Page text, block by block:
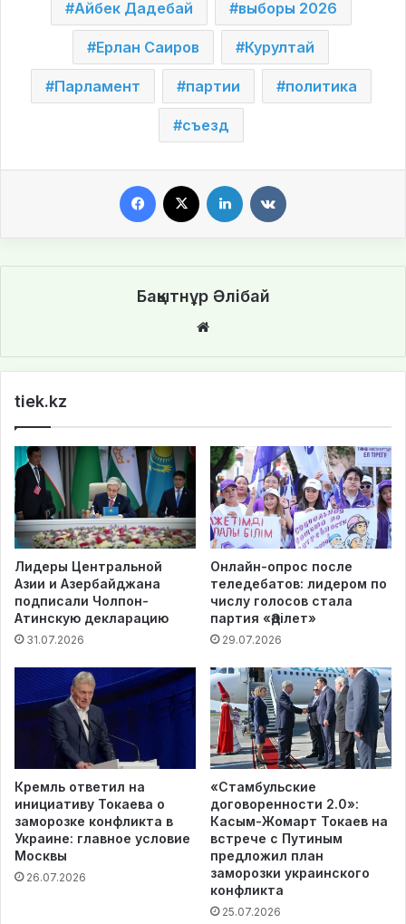
Айбек Дадебай выборы 2026
Ерлан Саиров Курултай
Парламент партии политика
съезд
Бақытнұр Әлібай
te
tiek.kz
Лидеры Центральной
Азии и Азербайджана
подписали Чолпон-
Атинскую декларацию
31.07.2026
Онлайн-опрос после
теледебатов: лидером по
числу голосов стала
партия «Әділет»
29.07.2026
Кремль ответил на
инициативу Токаева о
заморозке конфликта в
Украине: главное условие
Москвы
26.07.2026
«Стамбульские
договоренности 2.0»:
Касым-Жомарт Токаев на
встрече с Путиным
предложил план
заморозки украинского
конфликта
25.07.2026